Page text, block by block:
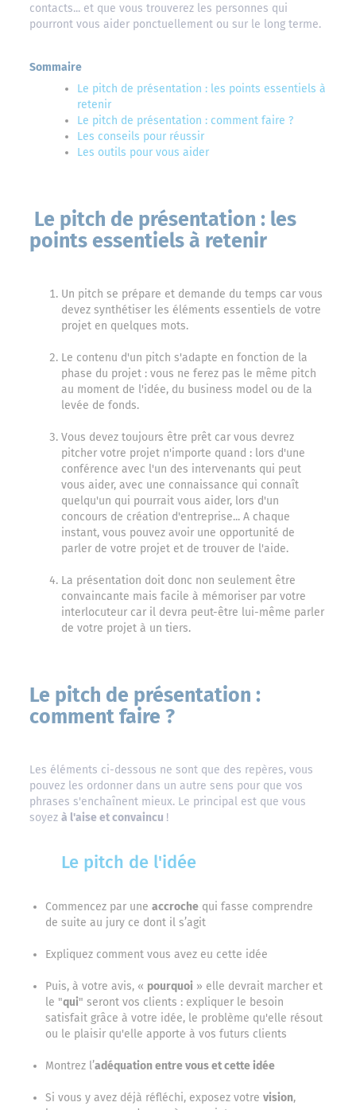
contacts... et que vous trouverez les personnes qui
pourront vous aider ponctuellement ou sur le long terme.
Sommaire
Le pitch de présentation : les points essentiels à
retenir
Le pitch de présentation : comment faire ?
Les conseils pour réussir
Les outils pour vous aider
Le pitch de présentation : les
points essentiels à retenir
Un pitch se prépare et demande du temps car vous
devez synthétiser les éléments essentiels de votre
projet en quelques mots.
Le contenu d'un pitch s'adapte en fonction de la
phase du projet : vous ne ferez pas le même pitch
au moment de l'idée, du business model ou de la
levée de fonds.
Vous devez toujours être prêt car vous devrez
pitcher votre projet n'importe quand : lors d'une
conférence avec l'un des intervenants qui peut
vous aider, avec une connaissance qui connaît
quelqu'un qui pourrait vous aider, lors d'un
concours de création d'entreprise... A chaque
instant, vous pouvez avoir une opportunité de
parler de votre projet et de trouver de l'aide.
La présentation doit donc non seulement être
convaincante mais facile à mémoriser par votre
interlocuteur car il devra peut-être lui-même parler
de votre projet à un tiers.
Le pitch de présentation :
comment faire ?
Les éléments ci-dessous ne sont que des repères, vous
pouvez les ordonner dans un autre sens pour que vos
phrases s'enchaînent mieux. Le principal est que vous
soyez à l'aise et convaincu !
Le pitch de l'idée
Commencez par une accroche qui fasse comprendre
de suite au jury ce dont il s’agit
Expliquez comment vous avez eu cette idée
Puis, à votre avis, « pourquoi » elle devrait marcher et
le "qui" seront vos clients : expliquer le besoin
satisfait grâce à votre idée, le problème qu'elle résout
ou le plaisir qu'elle apporte à vos futurs clients
Montrez l’adéquation entre vous et cette idée
Si vous y avez déjà réfléchi, exposez votre vision,